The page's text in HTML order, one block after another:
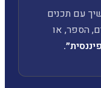
עם תכנים
הספר, או